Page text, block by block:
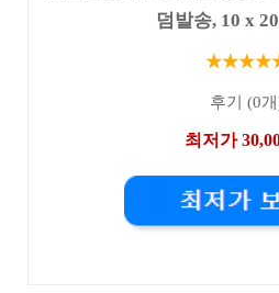
덤발송, 10 x
후기 (0
최저가